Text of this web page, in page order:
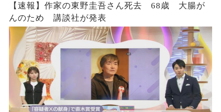
【速報】作家の東野圭吾さん死去 68歳 大腸が
んのため 講談社が発表